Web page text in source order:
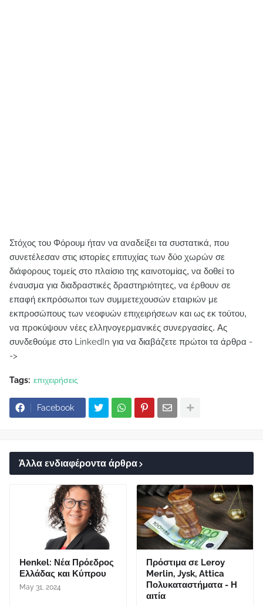
Στόχος του Φόρουμ ήταν να αναδείξει τα συστατικά, που
συνετέλεσαν στις ιστορίες επιτυχίας των δύο χωρών σε
διάφορους τομείς στο πλαίσιο της καινοτομίας, να δοθεί το
έναυσμα για διαδραστικές δραστηριότητες, να έρθουν σε
επαφή εκπρόσωποι των συμμετεχουσών εταιριών με
εκπροσώπους των νεοφυών επιχειρήσεων και ως εκ τούτου,
να προκύψουν νέες ελληνογερμανικές συνεργασίες. Ας
συνδεθούμε στο LinkedIn για να διαβάζετε πρώτοι τα άρθρα -
->
Tags: επιχειρήσεις
Facebook
Άλλα ενδιαφέροντα άρθρα
Henkel: Νέα Πρόεδρος
Ελλάδας και Κύπρου
May 31, 2024
Πρόστιμα σε Leroy
Merlin, Jysk, Attica
Πολυκαταστήματα - Η
αιτία